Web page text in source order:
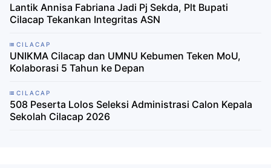
Lantik Annisa Fabriana Jadi Pj Sekda, Plt Bupati
Cilacap Tekankan Integritas ASN
CILACAP
UNIKMA Cilacap dan UMNU Kebumen Teken MoU,
Kolaborasi 5 Tahun ke Depan
CILACAP
508 Peserta Lolos Seleksi Administrasi Calon Kepala
Sekolah Cilacap 2026